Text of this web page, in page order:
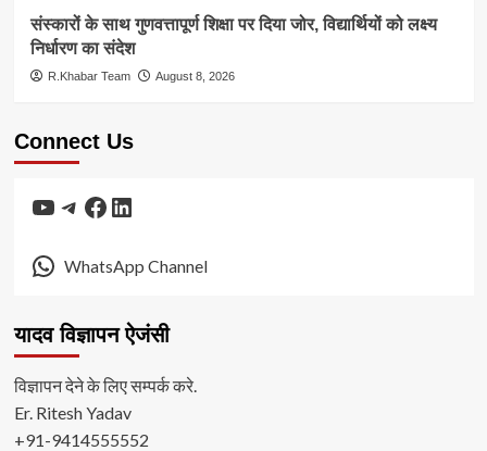
संस्कारों के साथ गुणवत्तापूर्ण शिक्षा पर दिया जोर, विद्यार्थियों को लक्ष्य
निर्धारण का संदेश
R.Khabar Team August 8, 2026
Connect Us
YouTube
Telegram
Facebook
LinkedIn
WhatsApp Channel
यादव विज्ञापन ऐजंसी
विज्ञापन देने के लिए सम्पर्क करे.
Er. Ritesh Yadav
+91-9414555552